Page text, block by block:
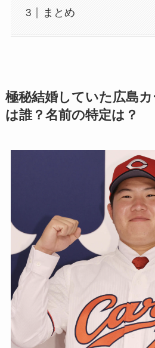
まとめ
極秘結婚していた広島
は誰？名前の特定は？